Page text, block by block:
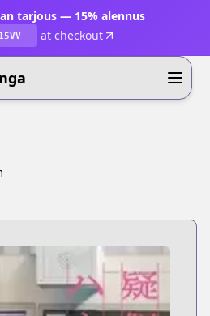
tarjous — 15% alennus
at checkout